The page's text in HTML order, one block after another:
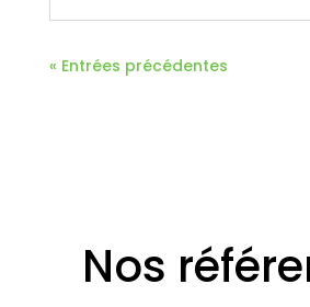
« Entrées précédentes
Nos